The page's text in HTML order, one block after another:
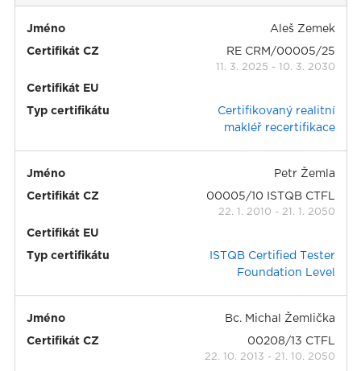
Jméno
Aleš Zemek
Certifikát CZ
RE CRM/00005/25
11. 3. 2025 - 10. 3. 2030
Certifikát EU
Typ certifikátu
Certifikovaný realitní
makléř recertifikace
Jméno
Petr Žemla
Certifikát CZ
00005/10 ISTQB CTFL
22. 1. 2010 - 21. 1. 2050
Certifikát EU
Typ certifikátu
ISTQB Certified Tester
Foundation Level
Jméno
Bc. Michal Žemlička
Certifikát CZ
00208/13 CTFL
22. 10. 2013 - 21. 10. 2050